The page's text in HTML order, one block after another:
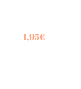
1,95€